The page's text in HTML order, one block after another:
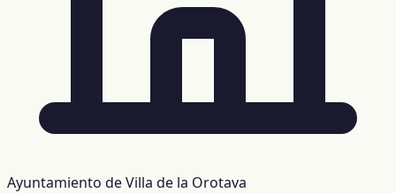
Ayuntamiento de Villa de la Orotava